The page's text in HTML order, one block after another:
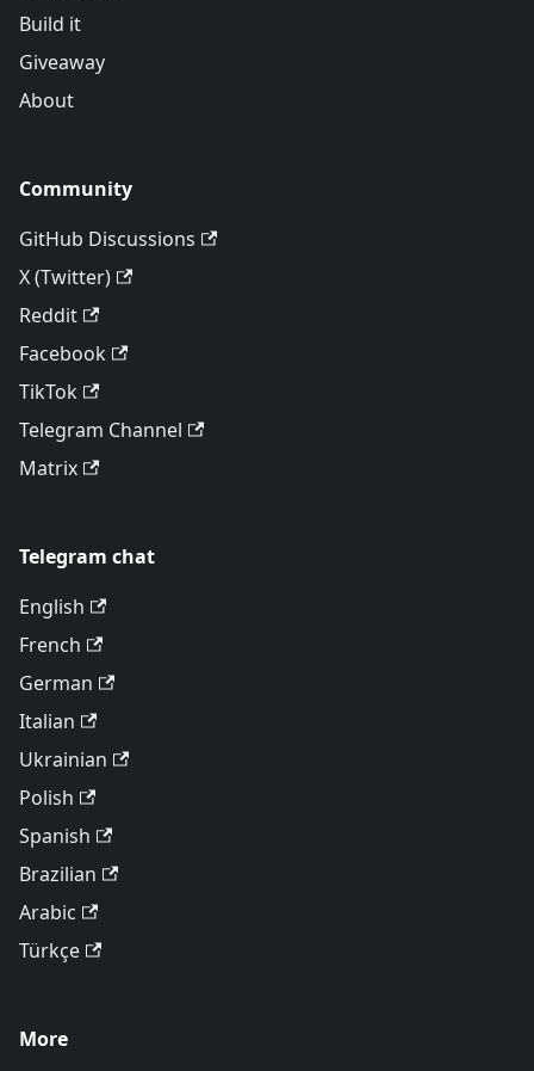
Build it
Giveaway
About
Community
GitHub Discussions
X (Twitter)
Reddit
Facebook
TikTok
Telegram Channel
Matrix
Telegram chat
English
French
German
Italian
Ukrainian
Polish
Spanish
Brazilian
Arabic
Türkçe
More